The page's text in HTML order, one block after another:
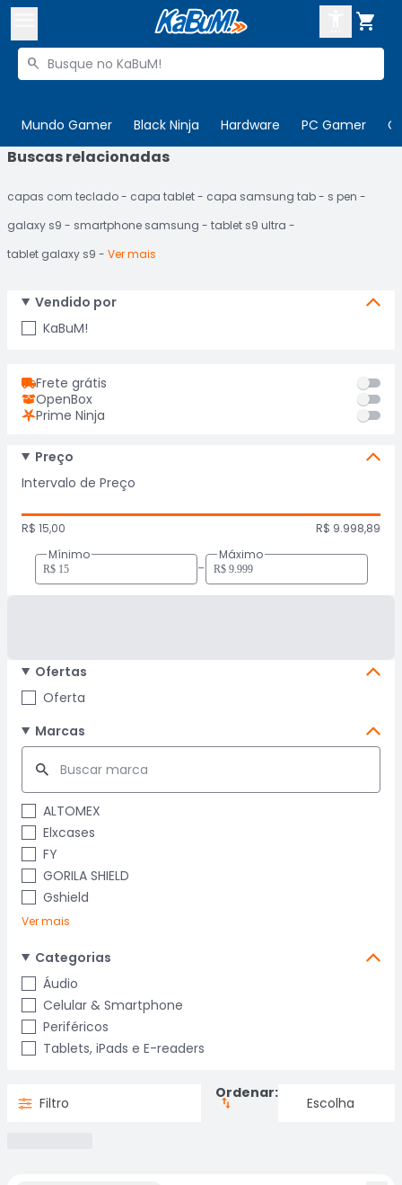

Buscar produtos

Mundo Gamer Black Ninja Hardware PC Gamer

 Departamentos
Cupons
 Ativar tradutor em libras
ENTRE
CADASTRE-SE
Buscas relacionadas
capas com teclado capa tablet capa samsung tab
s pen
galaxy s9
smartphone samsung
tablet s9 ultra
tablet galaxy s9
Ver mais
Vendido por
KaBuM!
Frete grátis
OpenBox
Prime Ninja
Preço
Intervalo de Preço
R$ 15,00
R$ 9.998,89
Mínimo
-
Máximo
Ofertas
Oferta
Marcas
ALTOMEX
Elxcases
FY
GORILA SHIELD
Gshield
Ver mais
Categorias
Áudio
Celular & Smartphone
Periféricos
Tablets, iPads e E-readers
Filtro
Ordenar: